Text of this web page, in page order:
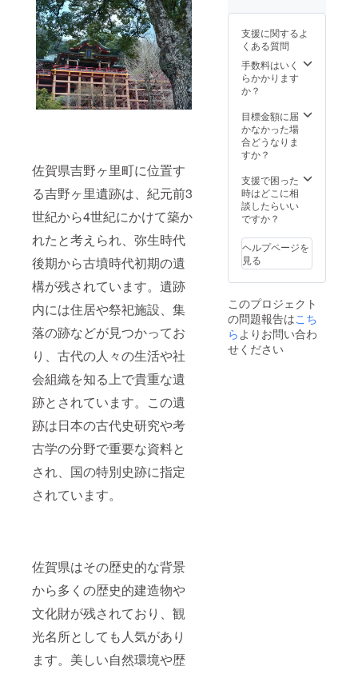
佐賀県吉野ヶ里町に位置す
る吉野ヶ里遺跡は、紀元前3
世紀から4世紀にかけて築か
れたと考えられ、弥生時代
後期から古墳時代初期の遺
構が残されています。遺跡
内には住居や祭祀施設、集
落の跡などが見つかってお
り、古代の人々の生活や社
会組織を知る上で貴重な遺
跡とされています。この遺
跡は日本の古代史研究や考
古学の分野で重要な資料と
され、国の特別史跡に指定
されています。
佐賀県はその歴史的な背景
から多くの歴史的建造物や
文化財が残されており、観
光名所としても人気があり
ます。美しい自然環境や歴
をお届
けしま
す。 ※
おまか
せセレ
クトの
が変更
になる
可能性
でご了
承くだ
さい。
サイ
500×35
0×250
重量：5
キロ前
産物の
大きさ
の違い
により
ひご堪
能くだ
さい。
【BOX
内容】
こちら
た佐賀
の農産
物（佐
菜
等）・
加工品
（佐賀
醤油
等）佐
賀を味
わえる
をお届
けしま
す。 ※
おまか
せセレ
BOX
賀の魅
力を一
度に楽
しむ絶
好の機
す。自
分用に
も贈り
物とし
適で、
佐賀の
味と文
化をぜ
能くだ
さい。
【BOX
内容】
でセレ
クトし
た佐賀
の農産
物（佐
や職人
が詰
まった
おいし
い逸品
や、伝
技術が
光る特
産品
が、あ
食卓や
生活を
豊かに
彩りま
のセレ
クト
BOX
は、佐
力を一
度に楽
しむ絶
好の機
会で
支援に関するよ
くある質問
手数料はいく
らかかります
か？
目標金額に届
かなかった場
合どうなりま
すか？
支援で困った
時はどこに相
談したらいい
ですか？
ヘルプページを
見る
このプロジェクト
の問題報告はこち
らよりお問い合わ
せください